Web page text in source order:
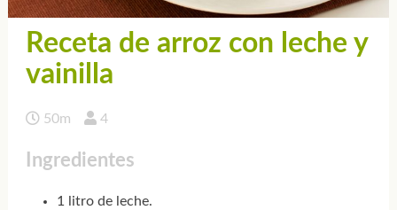
Receta de arroz con leche y
vainilla
50m 4
Ingredientes
1 litro de leche.